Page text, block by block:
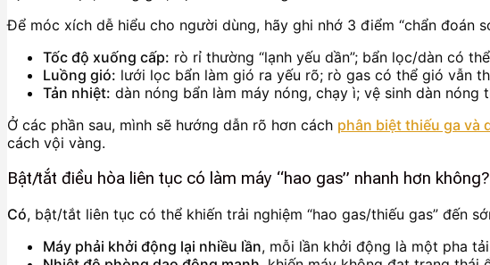
Để móc xích dễ hiểu cho người dùng, hãy ghi nhớ 3 điểm “chẩn đoán
Tốc độ xuống cấp: rò rỉ thường “lạnh yếu dần”; bẩn lọc/dàn có
Luồng gió: lưới lọc bẩn làm gió ra yếu rõ; rò gas có thể gió vẫn
Tản nhiệt: dàn nóng bẩn làm máy nóng, chạy ì; vệ sinh dàn nóng
Ở các phần sau, mình sẽ hướng dẫn rõ hơn cách phân biệt thiếu ga và
cách vội vàng.
Bật/tắt điều hòa liên tục có làm máy “hao gas” nhanh hơn không?
Có, bật/tắt liên tục có thể khiến trải nghiệm “hao gas/thiếu gas” đến
Máy phải khởi động lại nhiều lần, mỗi lần khởi động là một pha